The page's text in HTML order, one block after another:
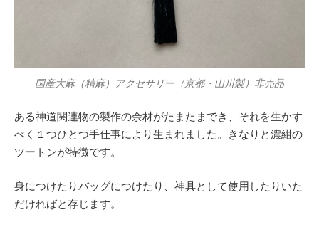
国産大麻（精麻）アクセサリー（京都・山川製）非売品
ある神道関連物の製作の余材がたまたまでき、それを生かす
べく１つひとつ手仕事により生まれました。きなりと濃紺の
ツートンが特徴です。
身につけたりバッグにつけたり、神具として使用したりいた
だければと存じます。